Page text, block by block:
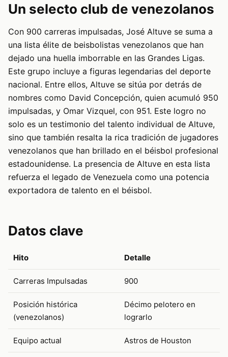
Un selecto club de venezolanos
Con 900 carreras impulsadas, José Altuve se suma a
una lista élite de beisbolistas venezolanos que han
dejado una huella imborrable en las Grandes Ligas.
Este grupo incluye a figuras legendarias del deporte
nacional. Entre ellos, Altuve se sitúa por detrás de
nombres como David Concepción, quien acumuló 950
impulsadas, y Omar Vizquel, con 951. Este logro no
solo es un testimonio del talento individual de Altuve,
sino que también resalta la rica tradición de jugadores
venezolanos que han brillado en el béisbol profesional
estadounidense. La presencia de Altuve en esta lista
refuerza el legado de Venezuela como una potencia
exportadora de talento en el béisbol.
Datos clave
Hito Detalle
Carreras Impulsadas 900
Posición histórica
(venezolanos)
Décimo pelotero en
lograrlo
Equipo actual Astros de Houston